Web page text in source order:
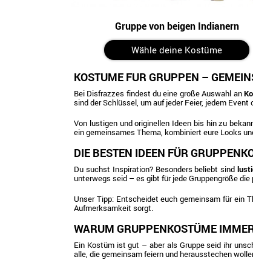
Gruppe von beigen Indianern
Wähle deine Kostüme
KOSTÜME FÜR GRUPPEN –
Bei Disfrazzes findest du eine große Auswahl an
sind der Schlüssel, um auf jeder Feier, jedem
Von lustigen und originellen Ideen bis hin zu
ein gemeinsames Thema, kombiniert eure Looks
DIE BESTEN IDEEN FÜR
Du suchst Inspiration? Besonders beliebt sind
unterwegs seid – es gibt für jede Gruppengröße die
Unser Tipp: Entscheidet euch gemeinsam für ein
Aufmerksamkeit sorgt.
WARUM GRUPPENKOSTÜME
Ein Kostüm ist gut – aber als Gruppe seid ihr
alle, die gemeinsam feiern und herausstechen